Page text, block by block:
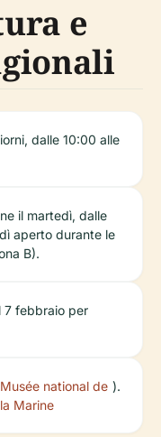
e
dalle 10:00 alle
il martedì, dalle
aperto durante le
B).
7 febbraio per
Musée national de
la Marine
).